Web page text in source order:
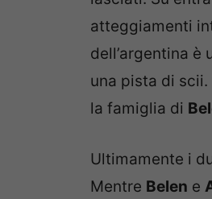
atteggiamenti
dell’argentina è
una pista di
la famiglia di
Ultimamente i
Mentre Belen e